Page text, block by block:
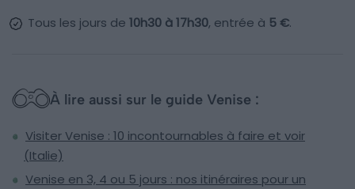
Tous les jours de 10h30 à 17h30, entrée à 5 €.
À lire aussi sur le guide Venise :
Visiter Venise : 10 incontournables à faire et voir
(Italie)
Venise en 3, 4 ou 5 jours : nos itinéraires pour un